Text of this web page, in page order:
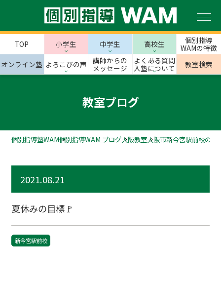
TOP 小学生 中学生 高校生
個別指導
WAMの特徴
オンライン塾 よろこびの声
講師からの
メッセージ
よくある質問
入塾について
教室検索
教室ブログ
個別指導塾WAM個別指導WAM ブログ大阪教室大阪市新今宮駅前校のス
2021.08.21
夏休みの目標🚩
新今宮駅前校